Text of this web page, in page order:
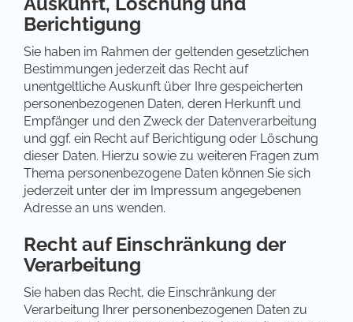
Berichtigung
Sie haben im Rahmen der geltenden gesetzlichen
Bestimmungen jederzeit das Recht auf
unentgeltliche Auskunft über Ihre gespeicherten
personenbezogenen Daten, deren Herkunft und
Empfänger und den Zweck der Datenverarbeitung
und ggf. ein Recht auf Berichtigung oder Löschung
dieser Daten. Hierzu sowie zu weiteren Fragen zum
Thema personenbezogene Daten können Sie sich
jederzeit unter der im Impressum angegebenen
Adresse an uns wenden.
Recht auf Einschränkung der
Verarbeitung
Sie haben das Recht, die Einschränkung der
Verarbeitung Ihrer personenbezogenen Daten zu